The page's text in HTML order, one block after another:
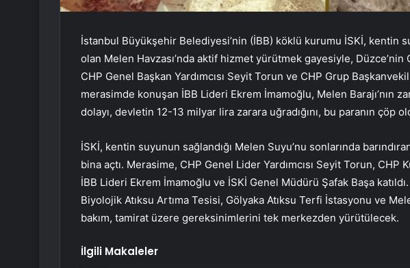
İstanbul Büyükşehir Belediyesi’nin (İBB) köklü kurumu İSKİ, kentin
olan Melen Havzası’nda aktif hizmet yürütmek gayesiyle,
CHP Genel Başkan Yardımcısı Seyit Torun ve CHP Grup
merasimde konuşan İBB Lideri Ekrem İmamoğlu, Melen Barajı’nın
dolayı, devletin 12-13 milyar lira zarara uğradığını, bu paranın çöp
İSKİ, kentin suyunun sağlandığı Melen Suyu’nu sonlarında
bina açtı. Merasime, CHP Genel Lider Yardımcısı Seyit Torun, CHP
İBB Lideri Ekrem İmamoğlu ve İSKİ Genel Müdürü Şafak Başa
Biyolojik Atıksu Artıma Tesisi, Gölyaka Atıksu Terfi İstasyonu ve
bakım, tamirat üzere gereksinimlerini tek merkezden yürütülecek.
İlgili Makaleler